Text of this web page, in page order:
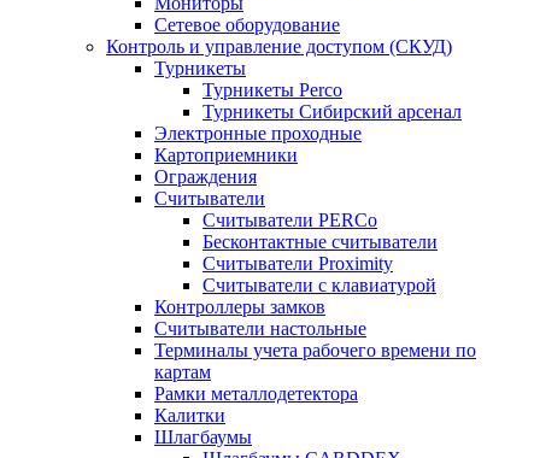
Сетевое оборудование
Контроль и управление доступом (СКУД)
Турникеты
Турникеты Perco
Турникеты Сибирский арсенал
Электронные проходные
Картоприемники
Ограждения
Считыватели
Считыватели PERCo
Бесконтактные считыватели
Считыватели Proximity
Считыватели с клавиатурой
Контроллеры замков
Считыватели настольные
Терминалы учета рабочего времени по
картам
Рамки металлодетектора
Калитки
Шлагбаумы